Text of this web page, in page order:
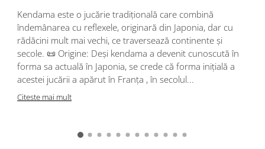
Kendama este o jucărie tradițională care combină
îndemânarea cu reflexele, originară din Japonia, dar cu
rădăcini mult mai vechi, ce traversează continente și
secole. 📜 Origine: Deși kendama a devenit cunoscută în
forma sa actuală în Japonia, se crede că forma inițială a
acestei jucării a apărut în Franța , în secolul...
Citeste mai mult